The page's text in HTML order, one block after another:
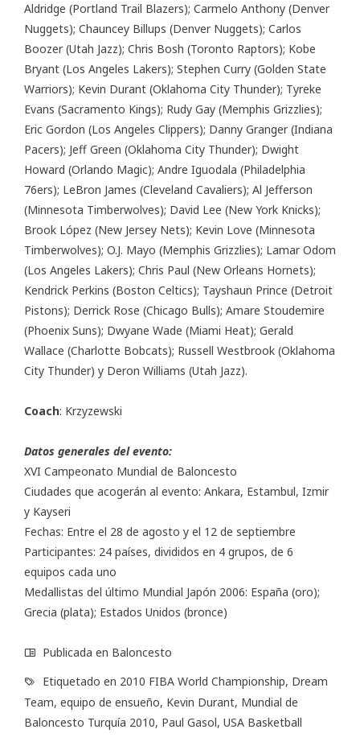
Aldridge (Portland Trail Blazers); Carmelo Anthony (Denver
Nuggets); Chauncey Billups (Denver Nuggets); Carlos
Boozer (Utah Jazz); Chris Bosh (Toronto Raptors); Kobe
Bryant (Los Angeles Lakers); Stephen Curry (Golden State
Warriors); Kevin Durant (Oklahoma City Thunder); Tyreke
Evans (Sacramento Kings); Rudy Gay (Memphis Grizzlies);
Eric Gordon (Los Angeles Clippers); Danny Granger (Indiana
Pacers); Jeff Green (Oklahoma City Thunder); Dwight
Howard (Orlando Magic); Andre Iguodala (Philadelphia
76ers); LeBron James (Cleveland Cavaliers); Al Jefferson
(Minnesota Timberwolves); David Lee (New York Knicks);
Brook López (New Jersey Nets); Kevin Love (Minnesota
Timberwolves); O.J. Mayo (Memphis Grizzlies); Lamar Odom
(Los Angeles Lakers); Chris Paul (New Orleans Hornets);
Kendrick Perkins (Boston Celtics); Tayshaun Prince (Detroit
Pistons); Derrick Rose (Chicago Bulls); Amare Stoudemire
(Phoenix Suns); Dwyane Wade (Miami Heat); Gerald
Wallace (Charlotte Bobcats); Russell Westbrook (Oklahoma
City Thunder) y Deron Williams (Utah Jazz).
Coach: Krzyzewski
Datos generales del evento:
XVI Campeonato Mundial de Baloncesto
Ciudades que acogerán al evento: Ankara, Estambul, Izmir
y Kayseri
Fechas: Entre el 28 de agosto y el 12 de septiembre
Participantes: 24 países, divididos en 4 grupos, de 6
equipos cada uno
Medallistas del último Mundial Japón 2006: España (oro);
Grecia (plata); Estados Unidos (bronce)
Publicada en Baloncesto
Etiquetado en 2010 FIBA World Championship, Dream
Team, equipo de ensueño, Kevin Durant, Mundial de
Baloncesto Turquía 2010, Paul Gasol, USA Basketball